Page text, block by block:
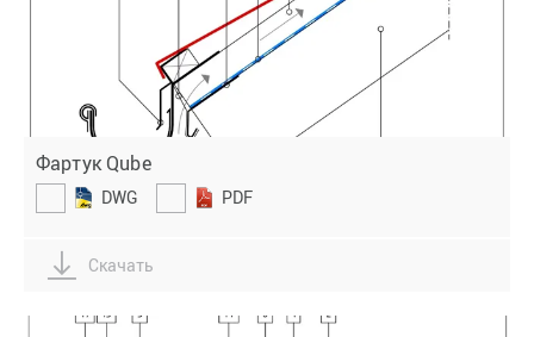
Фартук Qube
DWG PDF
Скачать